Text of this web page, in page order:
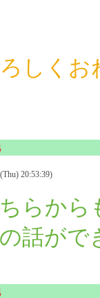
しく
20:53:39)
らか
話がで